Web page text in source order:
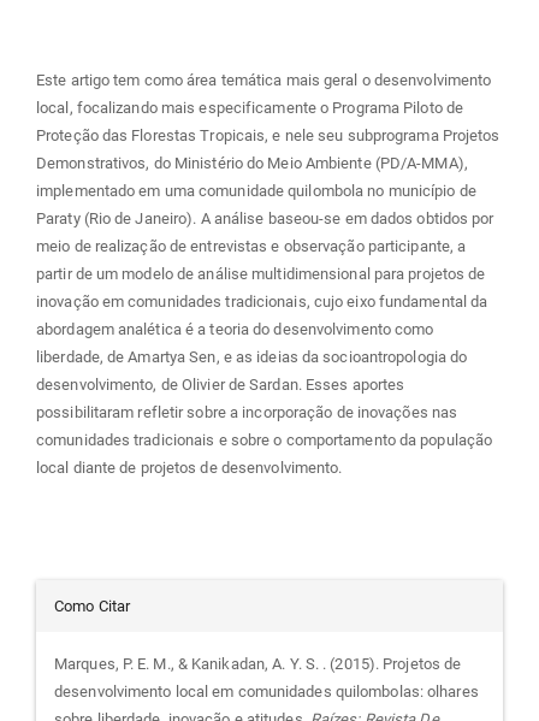
Este artigo tem como área temática mais geral o desenvolvimento
local, focalizando mais especificamente o Programa Piloto de
Proteção das Florestas Tropicais, e nele seu subprograma Projetos
Demonstrativos, do Ministério do Meio Ambiente (PD/A-MMA),
implementado em uma comunidade quilombola no município de
Paraty (Rio de Janeiro). A análise baseou-se em dados obtidos por
meio de realização de entrevistas e observação participante, a
partir de um modelo de análise multidimensional para projetos de
inovação em comunidades tradicionais, cujo eixo fundamental da
abordagem analética é a teoria do desenvolvimento como
liberdade, de Amartya Sen, e as ideias da socioantropologia do
desenvolvimento, de Olivier de Sardan. Esses aportes
possibilitaram refletir sobre a incorporação de inovações nas
comunidades tradicionais e sobre o comportamento da população
local diante de projetos de desenvolvimento.
Detalhes
do
Como Citar
Marques, P. E. M., & Kanikadan, A. Y. S. . (2015). Projetos de
desenvolvimento local em comunidades quilombolas: olhares